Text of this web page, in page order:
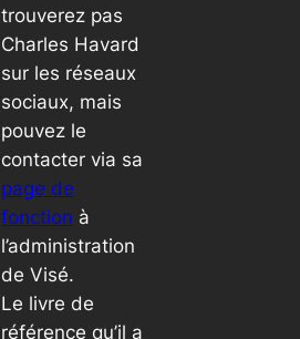
trouverez pas
Charles Havard
sur les réseaux
sociaux, mais
pouvez le
contacter via sa
page de
fonction à
l’administration
de Visé.
Le livre de
référence qu’il a